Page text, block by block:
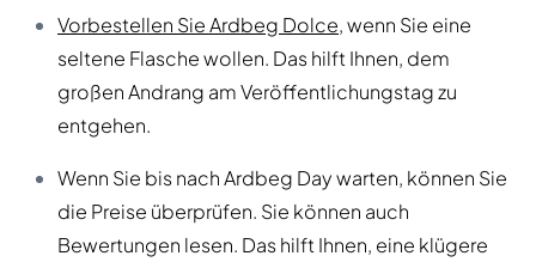
Vorbestellen Sie Ardbeg Dolce, wenn Sie eine
seltene Flasche wollen. Das hilft Ihnen, dem
großen Andrang am Veröffentlichungstag zu
entgehen.
Wenn Sie bis nach Ardbeg Day warten, können Sie
die Preise überprüfen. Sie können auch
Bewertungen lesen. Das hilft Ihnen, eine klügere